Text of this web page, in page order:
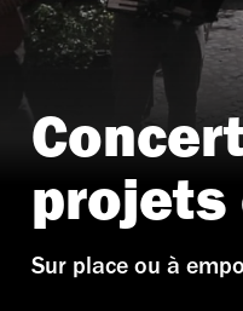
projets
Sur place ou à